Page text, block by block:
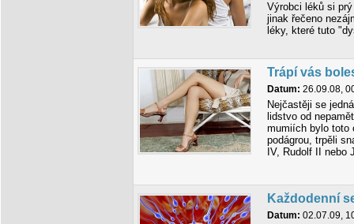
Výrobci léků si
jinak řečeno
léky, které tuto
Trápí vás
Datum: 26.09.08,
Nejčastěji se
lidstvo od
mumiích bylo toto
podágrou, trpěli
IV, Rudolf II nebo
Každodenní
Datum: 02.07.09,